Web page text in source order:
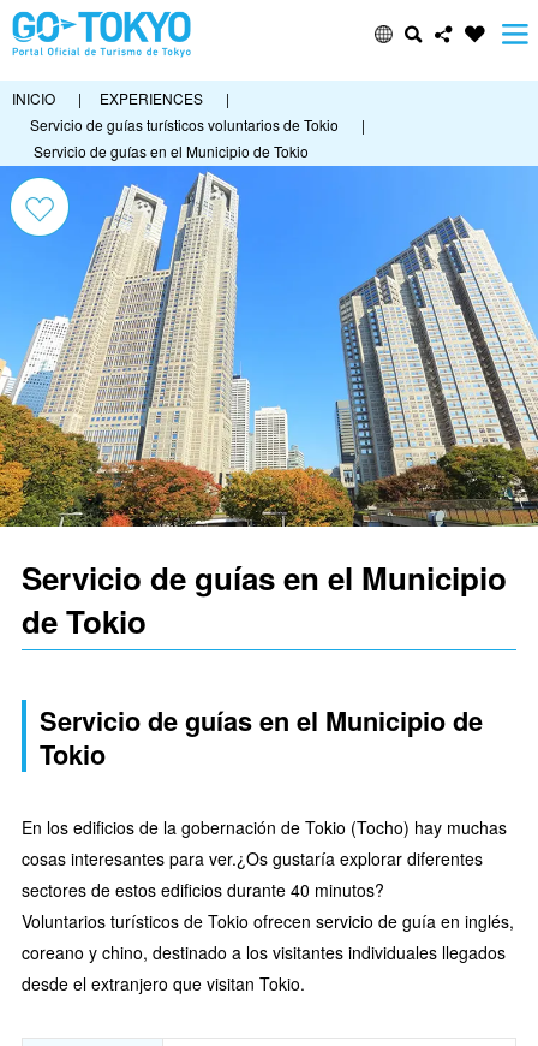
INICIO | EXPERIENCES
|
Servicio de guías turísticos voluntarios de Tokio
|
Servicio de guías en el Municipio de Tokio
Servicio de guías en el Municipio
de Tokio
Servicio de guías en el Municipio de
Tokio
En los edificios de la gobernación de Tokio (Tocho) hay muchas
cosas interesantes para ver.¿Os gustaría explorar diferentes
sectores de estos edificios durante 40 minutos?
Voluntarios turísticos de Tokio ofrecen servicio de guía en inglés,
coreano y chino, destinado a los visitantes individuales llegados
desde el extranjero que visitan Tokio.